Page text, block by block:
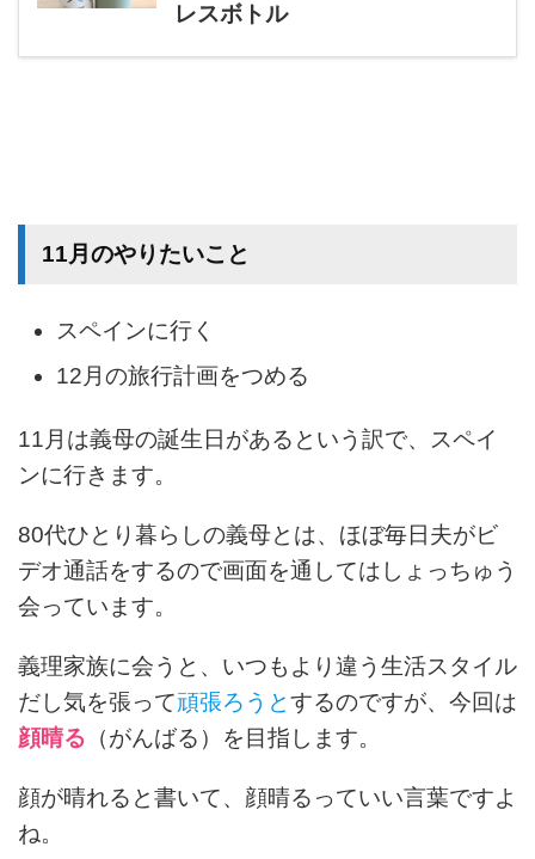
レスボトル
11月のやりたいこと
スペインに行く
12月の旅行計画をつめる
11月は義母の誕生日があるという訳で、スペイ
ンに行きます。
80代ひとり暮らしの義母とは、ほぼ毎日夫がビ
デオ通話をするので画面を通してはしょっちゅう
会っています。
義理家族に会うと、いつもより違う生活スタイル
だし気を張って頑張ろうとするのですが、今回は
顔晴る （がんばる）を目指します。
顔が晴れると書いて、顔晴るっていい言葉ですよ
ね。